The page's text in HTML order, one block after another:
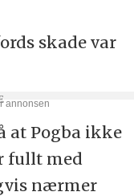
skade var
at Pogba ikke
fullt med
nærmer